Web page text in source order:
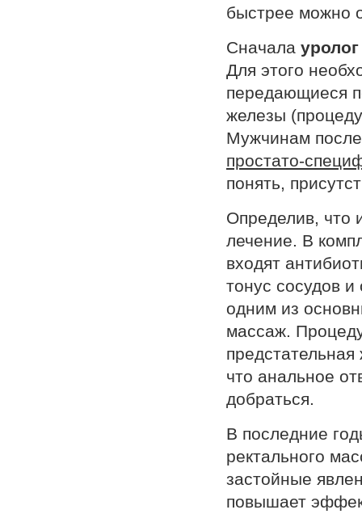
быстрее можно
Сначала уролог
Для этого
передающиеся
железы
Мужчинам
простато-
понять,
Определив, что
лечение. В
входят
тонус сосудов
одним из
массаж.
что анальное
добраться.
В последние
ректального
застойные
повышает